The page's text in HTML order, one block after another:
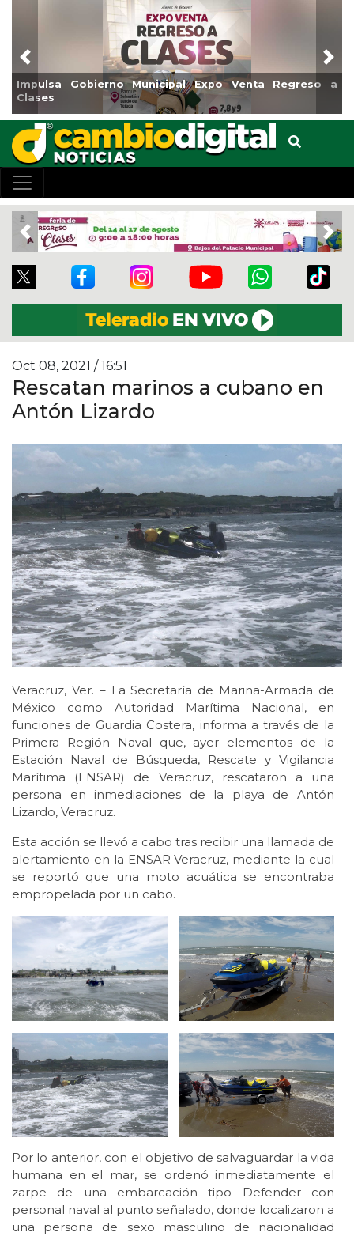
Gobierno Municipal Expo Venta Regreso a
Reabrirá
Previous
Previous
Oct 08, 2021 / 16:51
Rescatan marinos a cubano en
Antón Lizardo
Veracruz, Ver. – La Secretaría de Marina-Armada de
México como Autoridad Marítima Nacional, en
funciones de Guardia Costera, informa a través de la
Primera Región Naval que, ayer elementos de la
Estación Naval de Búsqueda, Rescate y Vigilancia
Marítima (ENSAR) de Veracruz, rescataron a una
persona en inmediaciones de la playa de Antón
Lizardo, Veracruz.
Esta acción se llevó a cabo tras recibir una llamada de
alertamiento en la ENSAR Veracruz, mediante la cual
se reportó que una moto acuática se encontraba
empropelada por un cabo.
Por lo anterior, con el objetivo de salvaguardar la vida
humana en el mar, se ordenó inmediatamente el
zarpe de una embarcación tipo Defender con
personal naval al punto señalado, donde localizaron a
una persona de sexo masculino de nacionalidad